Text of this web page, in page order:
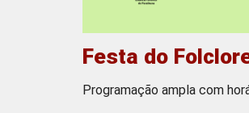
Festa do
Programação ampla com